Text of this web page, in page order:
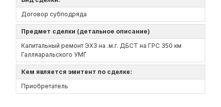
Договор субподряда
Предмет сделки (детальное описание)
Капитальный ремонт ЭХЗ на .м.г. ДБСТ на ГРС 350 км
Галляаральского УМГ
Кем является эмитент по сделке:
Приобретатель